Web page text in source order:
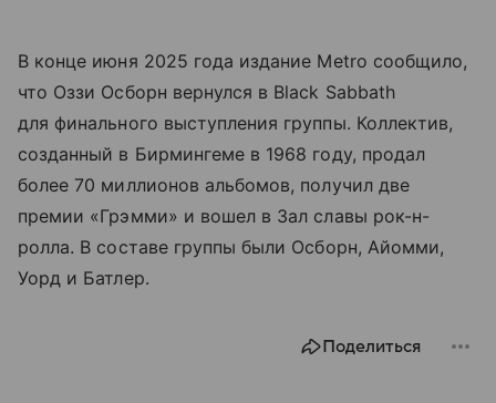
В конце июня 2025 года издание Metro сообщило,
что Оззи Осборн вернулся в Black Sabbath
для финального выступления группы. Коллектив,
созданный в Бирмингеме в 1968 году, продал
более 70 миллионов альбомов, получил две
премии «Грэмми» и вошел в Зал славы рок-н-
ролла. В составе группы были Осборн, Айомми,
Уорд и Батлер.
Поделиться